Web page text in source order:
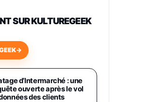
Android 5G avec
AI, 512 Go, Chargeur
Rapide 25W Inclus,
déverrouillé, Noir,
FR
1399€Fnac (Vendeur Tiers)
SUR KULTUREGEEK
→
d’Intermarché : une
ouverte après le vol
des clients